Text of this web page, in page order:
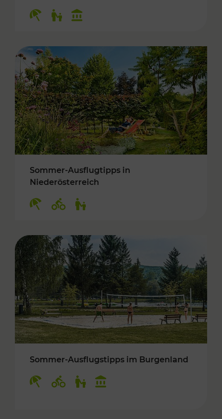
Sommer-Ausflugtipps in
Niederösterreich
Sommer-Ausflugstipps im Burgenland